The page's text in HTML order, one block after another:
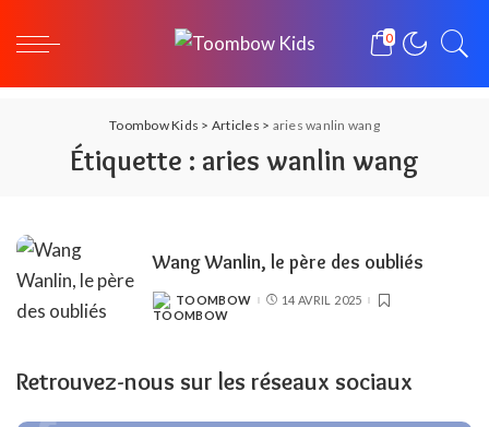
0
Toombow Kids > Articles > aries wanlin wang
Étiquette : aries wanlin wang
Wang Wanlin, le père des oubliés
POSTED
BY
TOOMBOW 14 AVRIL 2025
Retrouvez-nous sur les réseaux sociaux